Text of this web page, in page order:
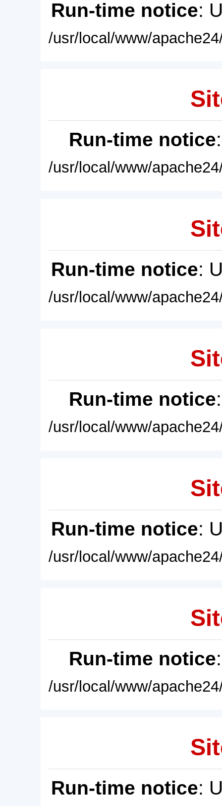
Run-time notice:
/usr/local/www/
Run-time notice
/usr/local/www/
Run-time notice:
/usr/local/www/
Run-time notice
/usr/local/www/
Run-time notice:
/usr/local/www/
Run-time notice
/usr/local/www/
Run-time notice: